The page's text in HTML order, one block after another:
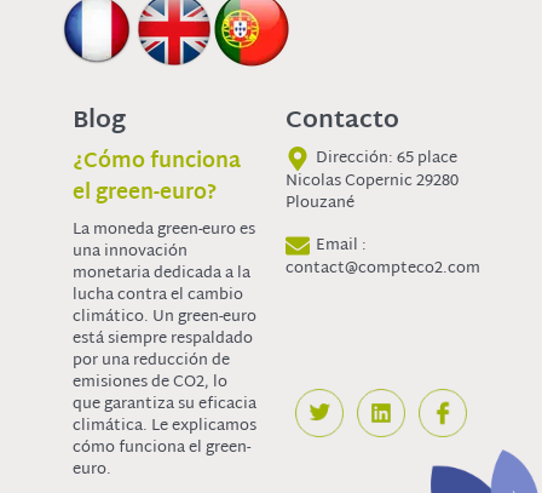
Blog
¿Cómo funciona
el green-euro?
La moneda green-euro es
una innovación
monetaria dedicada a la
lucha contra el cambio
climático. Un green-euro
está siempre respaldado
por una reducción de
emisiones de CO2, lo
que garantiza su eficacia
climática. Le explicamos
cómo funciona el green-
euro.
Contacto
Dirección: 65 place
Nicolas Copernic 29280
Plouzané
Email :
contact@compteco2.com